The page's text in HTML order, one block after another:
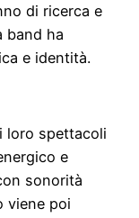
di ricerca e
band ha
e identità.
loro spettacoli
e
sonorità
viene poi